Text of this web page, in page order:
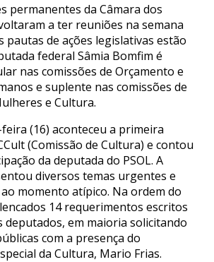
permanentes da Câmara dos
a ter reuniões na semana
pautas de ações legislativas estão
federal Sâmia Bomfim é
nas comissões de Orçamento e
e suplente nas comissões de
e Cultura.
(16) aconteceu a primeira
(Comissão de Cultura) e contou
da deputada do PSOL. A
diversos temas urgentes e
momento atípico. Na ordem do
14 requerimentos escritos
deputados, em maioria solicitando
com a presença do
da Cultura, Mario Frias.